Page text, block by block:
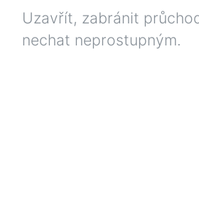
Uzavřít, zabránit
nechat neprostupným.